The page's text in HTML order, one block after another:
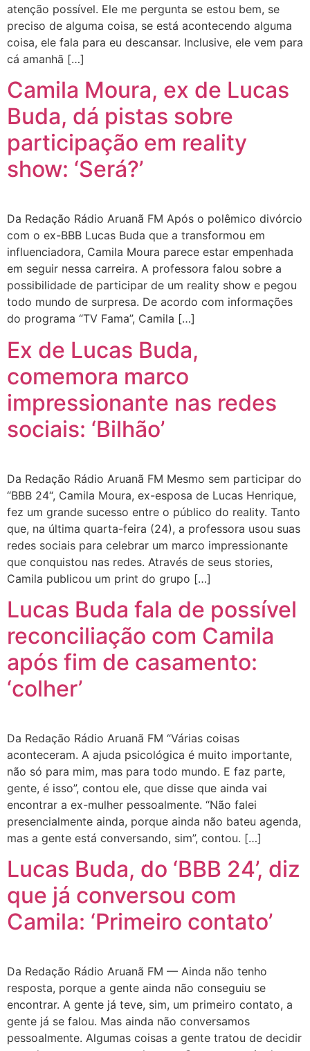
atenção possível. Ele me pergunta se estou bem, se
preciso de alguma coisa, se está acontecendo alguma
coisa, ele fala para eu descansar. Inclusive, ele vem para
cá amanhã […]
Camila Moura, ex de Lucas
Buda, dá pistas sobre
participação em reality
show: ‘Será?’
Da Redação Rádio Aruanã FM Após o polêmico divórcio
com o ex-BBB Lucas Buda que a transformou em
influenciadora, Camila Moura parece estar empenhada
em seguir nessa carreira. A professora falou sobre a
possibilidade de participar de um reality show e pegou
todo mundo de surpresa. De acordo com informações
do programa “TV Fama”, Camila […]
Ex de Lucas Buda,
comemora marco
impressionante nas redes
sociais: ‘Bilhão’
Da Redação Rádio Aruanã FM Mesmo sem participar do
“BBB 24“, Camila Moura, ex-esposa de Lucas Henrique,
fez um grande sucesso entre o público do reality. Tanto
que, na última quarta-feira (24), a professora usou suas
redes sociais para celebrar um marco impressionante
que conquistou nas redes. Através de seus stories,
Camila publicou um print do grupo […]
Lucas Buda fala de possível
reconciliação com Camila
após fim de casamento:
‘colher’
Da Redação Rádio Aruanã FM “Várias coisas
aconteceram. A ajuda psicológica é muito importante,
não só para mim, mas para todo mundo. E faz parte,
gente, é isso”, contou ele, que disse que ainda vai
encontrar a ex-mulher pessoalmente. “Não falei
presencialmente ainda, porque ainda não bateu agenda,
mas a gente está conversando, sim”, contou. […]
Lucas Buda, do ‘BBB 24’, diz
que já conversou com
Camila: ‘Primeiro contato’
Da Redação Rádio Aruanã FM — Ainda não tenho
resposta, porque a gente ainda não conseguiu se
encontrar. A gente já teve, sim, um primeiro contato, a
gente já se falou. Mas ainda não conversamos
pessoalmente. Algumas coisas a gente tratou de decidir